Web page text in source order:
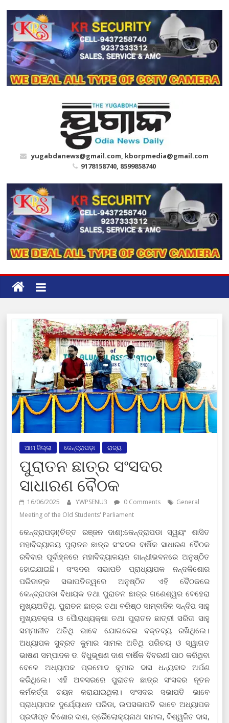
content
yugabdanews@gmail.com, kborpmedia@gmail.com
9178158740, 8599858740
ଆମ ଜିଲ୍ଲା କେନ୍ଦ୍ରାପଡ଼ା ରାଜ୍ୟ
ପୁରାତନ ଛାତ୍ର ସଂସଦର
ସାଧାରଣ ବୈଠକ
16/06/2025 YWPSENU3 0 Comments
General
Meeting of the Old Students' Parliament
କେନ୍ଦ୍ରାପଡ଼ା(ଚିତ୍ତ ରଞ୍ଜନ ଦାଶ):କେନ୍ଦ୍ରାପଡା ସ୍ୱୟଂ ଶାସିତ
ମହାବିଦ୍ୟାଳୟ ପୁରାତନ ଛାତ୍ର ସଂସଦର ବାର୍ଷିକ ସାଧାରଣ ବୈଠକ
ରବିବାର ପୂର୍ବାହ୍ନରେ ମହାବିଦ୍ୟାଳୟର ଗାନ୍ଧୀଭବନରେ ଅନୁଷ୍ଠିତ
ହୋଇଯାଇଛି। ସଂସଦର ସଭାପତି ପ୍ରାଧ୍ୟାପକ ନନ୍ଦକିଶୋର
ପରିଡାଙ୍କ ସଭାପତିତ୍ୱରେ ଅନୁଷ୍ଠିତ ଏହି ବୈଠକରେ
କେନ୍ଦ୍ରାପଡା ବିଧାୟକ ତଥା ପୁରାତନ ଛାତ୍ର ଗଣେଶ୍ୱର ବେହେରା
ମୁଖ୍ୟଅତିଥି, ପୁରାତନ ଛାତ୍ର ତଥା ବରିଷ୍ଠ ସାମ୍ବାଦିକ ସନ୍ଦିପ ସାହୁ
ମୁଖ୍ୟବକ୍ତା ଓ ପୈାରାଧ୍ୟକ୍ଷା ତଥା ପୁରାତନ ଛାତ୍ରୀ ସରିତା ସାହୁ
ସମ୍ମାନୀତ ଅତିଥି ଭାବେ ଯୋଗଦେଇ ବକ୍ତବ୍ୟ ରଖିଥିଲେ।
ଅଧ୍ୟାପକ ସୁବ୍ରତ କୁମାର ସାମଲ ଅତିଥି ପରିଚୟ ଓ ସ୍ୱାଗତ
ଭାଷଣ ସମ୍ପାଦକ ଡ. ବିଧୁଭୂଷଣ ଦାଶ ବାର୍ଷିକ ବିବରଣୀ ପାଠ କରିଥିବା
ବେଳେ ଅଧ୍ୟାପକ ପ୍ରମୋଦ କୁମାର ଦାସ ଧନ୍ୟବାଦ ଅର୍ପଣ
କରିଥିଲେ। ଏହି ଅବସରରେ ପୁରାତନ ଛାତ୍ର ସଂସଦର ନୂତନ
କର୍ମକର୍ତ୍ତା ଚୟନ କରାଯାଇଥିଲା। ସଂସଦର ସଭାପତି ଭାବେ
ପ୍ରାଧ୍ୟାପକ ଦୁର୍ଯ୍ୟୋଧନ ପରିଡା, ଉପସଭାପତି ଭାବେ ଅଧ୍ୟାପକ
ପ୍ରଦୀପ୍ତ କିଶୋର ଦାଶ, ତ୍ରୈଲୋକ୍ୟନାଥ ସାମଲ, ବିଶ୍ୱଜିତ ଦାସ,